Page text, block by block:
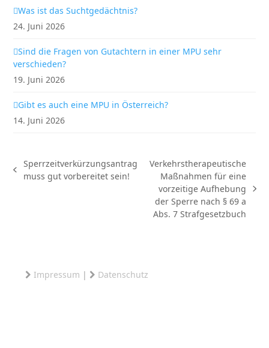
Was ist das Suchtgedächtnis?
24. Juni 2026
Sind die Fragen von Gutachtern in einer MPU sehr
verschieden?
19. Juni 2026
Gibt es auch eine MPU in Österreich?
14. Juni 2026
vorheriger
Sperrzeitverkürzungsantrag
muss gut vorbereitet sein!
Nächster
Beitrag:
Verkehrstherapeutische
Maßnahmen für eine
vorzeitige Aufhebung
der Sperre nach § 69 a
Abs. 7 Strafgesetzbuch
Impressum | Datenschutz